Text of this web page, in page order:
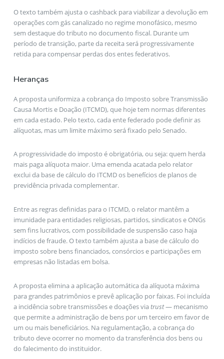
O texto também ajusta o cashback para viabilizar a devolução em
operações com gás canalizado no regime monofásico, mesmo
sem destaque do tributo no documento fiscal. Durante um
período de transição, parte da receita será progressivamente
retida para compensar perdas dos entes federativos.
Heranças
A proposta uniformiza a cobrança do Imposto sobre Transmissão
Causa Mortis e Doação (ITCMD), que hoje tem normas diferentes
em cada estado. Pelo texto, cada ente federado pode definir as
alíquotas, mas um limite máximo será fixado pelo Senado.
A progressividade do imposto é obrigatória, ou seja: quem herda
mais paga alíquota maior. Uma emenda acatada pelo relator
exclui da base de cálculo do ITCMD os benefícios de planos de
previdência privada complementar.
Entre as regras definidas para o ITCMD, o relator mantêm a
imunidade para entidades religiosas, partidos, sindicatos e ONGs
sem fins lucrativos, com possibilidade de suspensão caso haja
indícios de fraude. O texto também ajusta a base de cálculo do
imposto sobre bens financiados, consórcios e participações em
empresas não listadas em bolsa.
A proposta elimina a aplicação automática da alíquota máxima
para grandes patrimônios e prevê aplicação por faixas. Foi incluída
a incidência sobre transmissões e doações via trust— mecanismo
que permite a administração de bens por um terceiro em favor de
um ou mais beneficiários. Na regulamentação, a cobrança do
tributo deve ocorrer no momento da transferência dos bens ou
do falecimento do instituidor.